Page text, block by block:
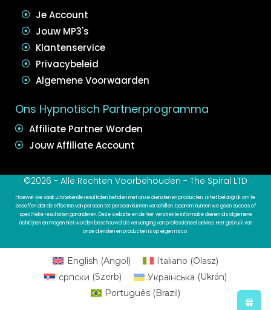
Je Account
Jouw MP3's
Klantenservice
Privacybeleid
Algemene Voorwaarden
Ons Hypnotisch Partnerprogramma
Affiliate Partner Worden
Jouw Affiliate Account
©2026 - Alle Rechten Voorbehouden - The Spiral LTD
Hoewel we vaak uitstekende resultaten behalen met onze diensten en producten, is het belangrijk om te
beseffen dat de effecten van persoon tot persoon kunnen verschillen. Daarom kunnen we geen succes of
specifieke resultaten garanderen. Deze website en de hier verstrekte informatie dienen als algemene
richtlijnen en mogen niet worden beschouwd als vervanging van professioneel advies. Het gebruik van
onze diensten en producten is op eigen risico.
English (Angol) Italiano (Olasz)
српски (Szerb) Українська (Ukrán)
Português (Brazil)